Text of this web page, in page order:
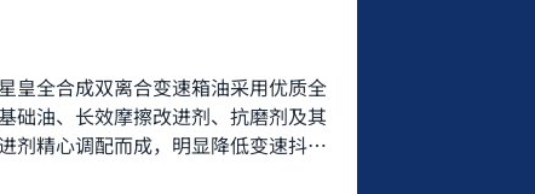
皇全合成双离合变速箱油采用优质全
础油、长效摩擦改进剂、抗磨剂及其
剂精心调配而成，明显降低变速抖